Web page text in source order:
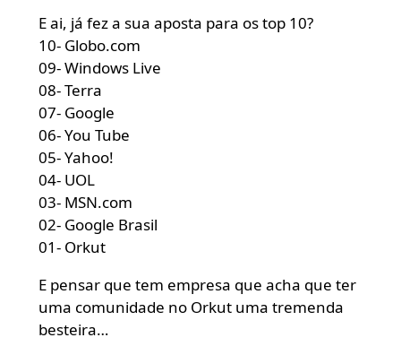
E ai, já fez a sua aposta para os top 10?
10- Globo.com
09- Windows Live
08- Terra
07- Google
06- You Tube
05- Yahoo!
04- UOL
03- MSN.com
02- Google Brasil
01- Orkut
E pensar que tem empresa que acha que ter
uma comunidade no Orkut uma tremenda
besteira…